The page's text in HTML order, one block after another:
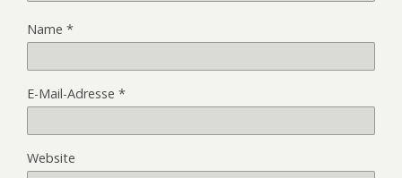
Name *
E-Mail-Adresse *
Website